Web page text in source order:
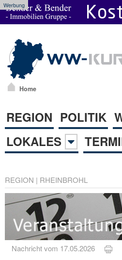
Werbung
Home
REGION POLITIK
LOKALES
REGION | RHEINBROHL
Nachricht vom 17.05.2026